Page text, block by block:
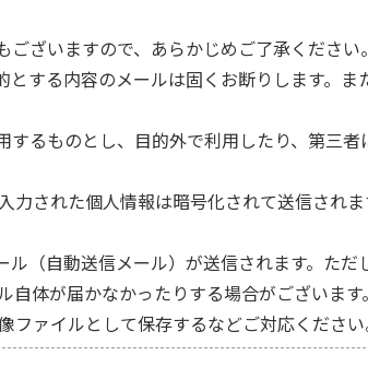
ざいますので、あらかじめご了承ください。
する内容のメールは固くお断りします。ま
るものとし、目的外で利用したり、第三者
力された個人情報は暗号化されて送信され
（自動送信メール）が送信されます。ただ
体が届かなかったりする場合がございます
ァイルとして保存するなどご対応ください